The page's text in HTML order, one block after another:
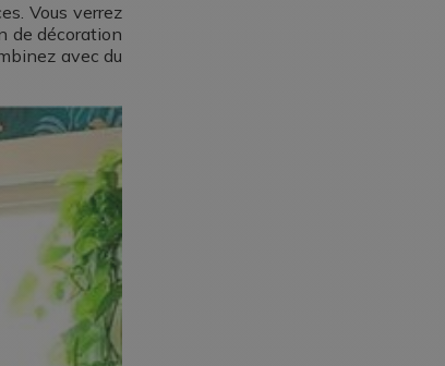
Vous verrez
de décoration
avec du